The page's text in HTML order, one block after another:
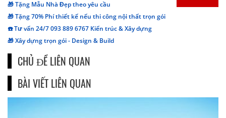
🎁 Tặng Mẫu Nhà Đẹp theo yêu cầu
🎁 Tặng 70% Phí thiết kế nếu thi công nội thất trọn gói
☎️ Tư vấn 24/7 093 889 6767 Kiến trúc & Xây dựng
🎁 Xây dựng trọn gói - Design & Build
CHỦ ĐỀ LIÊN QUAN
BÀI VIẾT LIÊN QUAN